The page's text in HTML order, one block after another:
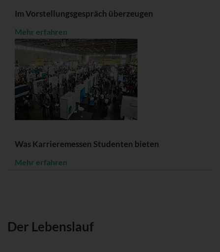
Im Vorstellungsgespräch überzeugen
Mehr erfahren
Was Karrieremessen Studenten bieten
Mehr erfahren
Der Lebenslauf